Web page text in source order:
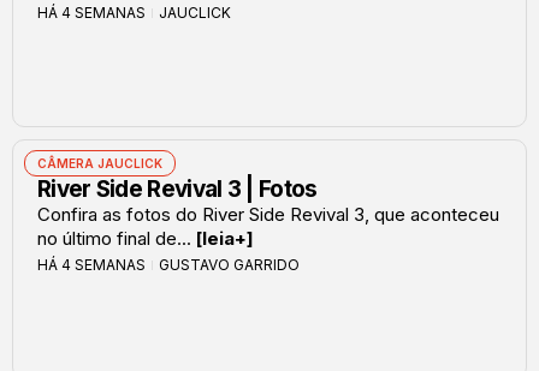
HÁ 4 SEMANAS JAUCLICK
CÂMERA JAUCLICK
River Side Revival 3 | Fotos
Confira as fotos do River Side Revival 3, que aconteceu
no último final de... [leia+]
HÁ 4 SEMANAS GUSTAVO GARRIDO